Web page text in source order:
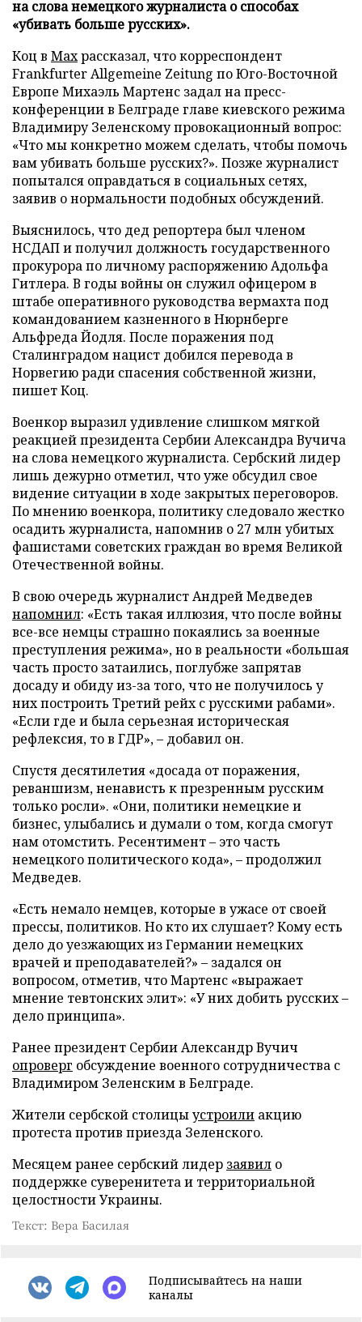
на слова немецкого журналиста о способах
«убивать больше русских».
Коц в Махрассказал, что корреспондент
Frankfurter Allgemeine Zeitung по Юго-Восточной
Европе Михаэль Мартенс задал на пресс-
конференции в Белграде главе киевского режима
Владимиру Зеленскому провокационный вопрос:
«Что мы конкретно можем сделать, чтобы помочь
вам убивать больше русских?». Позже журналист
попытался оправдаться в социальных сетях,
заявив о нормальности подобных обсуждений.
Выяснилось, что дед репортера был членом
НСДАП и получил должность государственного
прокурора по личному распоряжению Адольфа
Гитлера. В годы войны он служил офицером в
штабе оперативного руководства вермахта под
командованием казненного в Нюрнберге
Альфреда Йодля. После поражения под
Сталинградом нацист добился перевода в
Норвегию ради спасения собственной жизни,
пишет Коц.
Военкор выразил удивление слишком мягкой
реакцией президента Сербии Александра Вучича
на слова немецкого журналиста. Сербский лидер
лишь дежурно отметил, что уже обсудил свое
видение ситуации в ходе закрытых переговоров.
По мнению военкора, политику следовало жестко
осадить журналиста, напомнив о 27 млн убитых
фашистами советских граждан во время Великой
Отечественной войны.
В свою очередь журналист Андрей Медведев
напомнил: «Есть такая иллюзия, что после войны
все-все немцы страшно покаялись за военные
преступления режима», но в реальности «большая
часть просто затаились, поглубже запрятав
досаду и обиду из-за того, что не получилось у
них построить Третий рейх с русскими рабами».
«Если где и была серьезная историческая
рефлексия, то в ГДР», – добавил он.
Спустя десятилетия «досада от поражения,
реваншизм, ненависть к презренным русским
только росли». «Они, политики немецкие и
бизнес, улыбались и думали о том, когда смогут
нам отомстить. Ресентимент – это часть
немецкого политического кода», – продолжил
Медведев.
«Есть немало немцев, которые в ужасе от своей
прессы, политиков. Но кто их слушает? Кому есть
дело до уезжающих из Германии немецких
врачей и преподавателей?» – задался он
вопросом, отметив, что Мартенс «выражает
мнение тевтонских элит»: «У них добить русских –
дело принципа».
Ранее президент Сербии Александр Вучич
опроверг обсуждение военного сотрудничества с
Владимиром Зеленским в Белграде.
Жители сербской столицыустроили акцию
протеста против приезда Зеленского.
Месяцем ранее сербский лидер заявил о
поддержке суверенитета и территориальной
целостности Украины.
Текст: Вера Басилая
Подписывайтесь на наши
каналы